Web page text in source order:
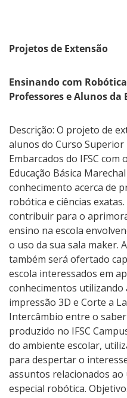
Projetos de Extensão
Ensinando com
Professores e Alunos da
Descrição: O projeto de
alunos do Curso Superior
Embarcados do IFSC com
Educação Básica
conhecimento acerca de
robótica e ciências
contribuir para o
ensino na escola
o uso da sua sala maker.
também será ofertado
escola interessados em
conhecimentos
impressão 3D e Corte a
Intercâmbio entre o
produzido no IFSC
do ambiente escolar,
para despertar o
assuntos relacionados ao
especial robótica.